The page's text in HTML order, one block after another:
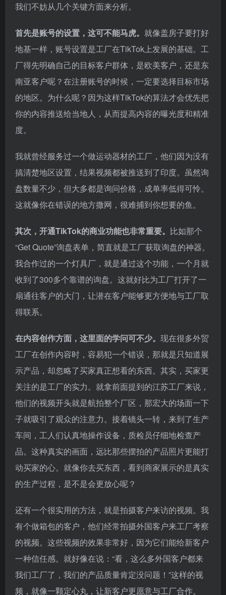
我们不妨从几个关键方面来分析。
首先是账号的设置，这可不能马虎。 就像盖房子要打好
地基一样，账号设置是工厂在TikTok上发展的基础。工
厂得先明确自己的目标客户群体，是欧美客户，还是东
南亚客户呢？在注册账号的时候，一定要选择目标市场
的地区。为什么呢？因为这样TikTok的算法才会优先把
你的内容推送给当地人，从而提高内容的曝光度和精准
度。
我就曾经服务过一个做运动器材的工厂，他们因为没有
搞清楚地区设置，结果视频都被推送到了印度。虽然询
盘数量不少，但大多都是询问价格，成单率低得可怜。
这就像你在错误的地方撒网，很难捕到你想要的鱼。
其次，开通TikTok的商业功能也非常重要。 比如那个
“Get Quote”询盘表单，简直就是工厂获取询盘的神器。
我合作过的一个灯具厂，就是通过这个功能，一个月就
收到了300多个靠谱的询盘。这就好比为工厂打开了一
扇通往客户的大门，让潜在客户能够更方便地与工厂取
得联系。
在内容创作方面，这里面的学问可不少。 现在很多外贸
工厂在创作内容时，容易犯一个错误，那就是只知道展
示产品，却忽略了买家真正想看的东西。其实，买家更
关注的是工厂的实力。就拿前面提到的江苏工厂来说，
他们的视频开头就是航拍整个厂区，那宏大的场面一下
子就吸引了观众的注意力。接着镜头一转，来到了生产
车间，工人们认真地操作设备，质检员仔细地检查产
品。这种真实的画面，远比那些摆拍的产品照片更能打
动买家的心。就像你去买东西，看到商家展示的是真实
的生产过程，是不是会更放心呢？
还有一个很实用的方法，就是拍摄客户来访的视频。我
有个做箱包的客户，他们经常拍摄外国客户来工厂考察
的视频。这些视频的效果非常好，因为它们能给新客户
一种信任感。就好像在说：“看，这么多外国客户都来
我们工厂了，我们的产品质量肯定没问题！”这样的视
频，就像一颗定心丸，让新客户更愿意与工厂合作。